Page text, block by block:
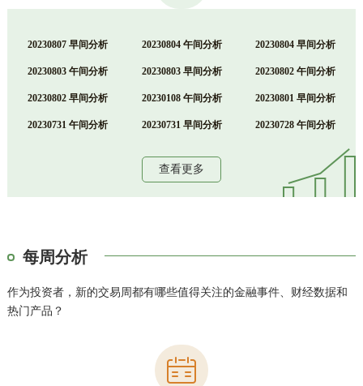
20230807 早间分析 20230804 午间分析 20230804 早间分析
20230803 午间分析 20230803 早间分析 20230802 午间分析
20230802 早间分析 20230108 午间分析 20230801 早间分析
20230731 午间分析 20230731 早间分析 20230728 午间分析
查看更多
每周分析
作为投资者，新的交易周都有哪些值得关注的金融事件、财经数据和
热门产品？